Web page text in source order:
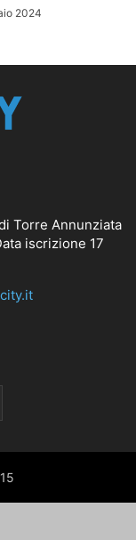
2024
Torre Annunziata
iscrizione 17